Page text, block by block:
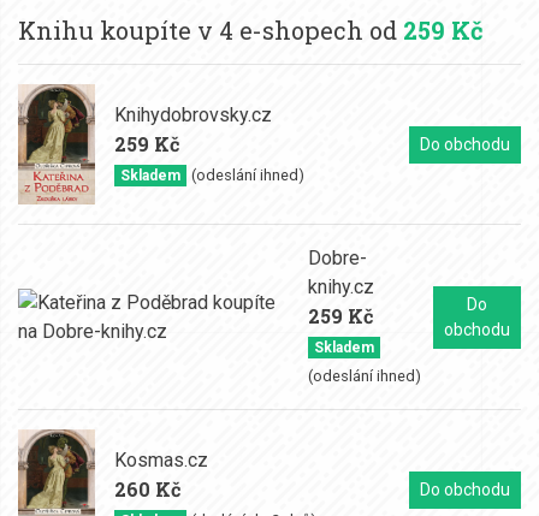
Knihu koupíte v 4 e-shopech od 259 Kč
Knihydobrovsky.cz
259 Kč
Skladem (odeslání ihned)
Do obchodu
Dobre-
knihy.cz
259 Kč
Skladem
(odeslání ihned)
Do
obchodu
Kosmas.cz
260 Kč Do obchodu